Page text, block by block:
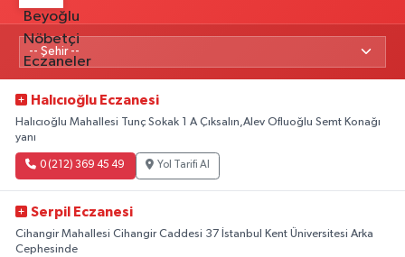
Halıcıoğlu Eczanesi
Halıcıoğlu Mahallesi Tunç Sokak 1 A Çıksalın,Alev Ofluoğlu Semt Konağı
yanı
0 (212) 369 45 49 Yol Tarifi Al
Serpil Eczanesi
Cihangir Mahallesi Cihangir Caddesi 37 İstanbul Kent Üniversitesi Arka
Cephesinde